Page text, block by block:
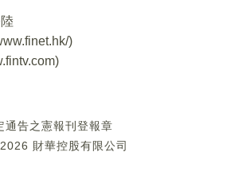
)
)
通告之憲報刊登報章
財華控股有限公司